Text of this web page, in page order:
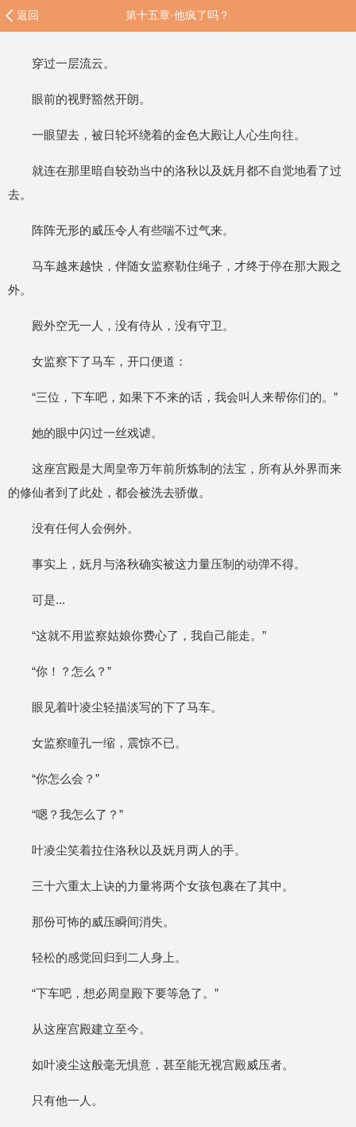
返回 第十五章·他疯了吗？
穿过一层流云。
眼前的视野豁然开朗。
一眼望去，被日轮环绕着的金色大殿让人心生向往。
就连在那里暗自较劲当中的洛秋以及妩月都不自觉地看了过
去。
阵阵无形的威压令人有些喘不过气来。
马车越来越快，伴随女监察勒住绳子，才终于停在那大殿之
外。
殿外空无一人，没有侍从，没有守卫。
女监察下了马车，开口便道：
“三位，下车吧，如果下不来的话，我会叫人来帮你们的。”
她的眼中闪过一丝戏谑。
这座宫殿是大周皇帝万年前所炼制的法宝，所有从外界而来
的修仙者到了此处，都会被洗去骄傲。
没有任何人会例外。
事实上，妩月与洛秋确实被这力量压制的动弹不得。
可是...
“这就不用监察姑娘你费心了，我自己能走。”
“你！？怎么？”
眼见着叶凌尘轻描淡写的下了马车。
女监察瞳孔一缩，震惊不已。
“你怎么会？”
“嗯？我怎么了？”
叶凌尘笑着拉住洛秋以及妩月两人的手。
三十六重太上诀的力量将两个女孩包裹在了其中。
那份可怖的威压瞬间消失。
轻松的感觉回归到二人身上。
“下车吧，想必周皇殿下要等急了。”
从这座宫殿建立至今。
如叶凌尘这般毫无惧意，甚至能无视宫殿威压者。
只有他一人。